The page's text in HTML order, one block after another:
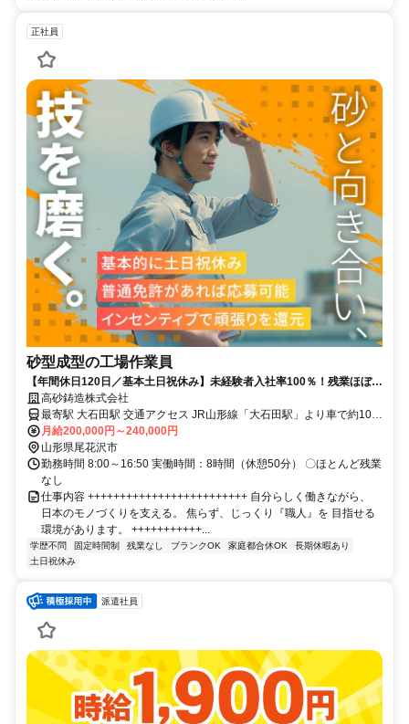
正社員
砂型成型の工場作業員
【年間休日120日／基本土日祝休み】未経験者入社率100％！残業ほぼナ
シでプライベートの時間も大切に！
高砂鋳造株式会社
最寄駅 大石田駅 交通アクセス JR山形線「大石田駅」より車で約10分
〇車通勤OK＆バイク通勤OK
月給200,000円～240,000円
山形県尾花沢市
勤務時間 8:00～16:50 実働時間：8時間（休憩50分） 〇ほとんど残業
なし
仕事内容 +++++++++++++++++++++++++ 自分らしく働きながら、
日本のモノづくりを支える。 焦らず、じっくり『職人』を 目指せる
環境があります。 +++++++++++...
学歴不問 固定時間制 残業なし ブランクOK 家庭都合休OK
長期休暇あり
土日祝休み
派遣社員